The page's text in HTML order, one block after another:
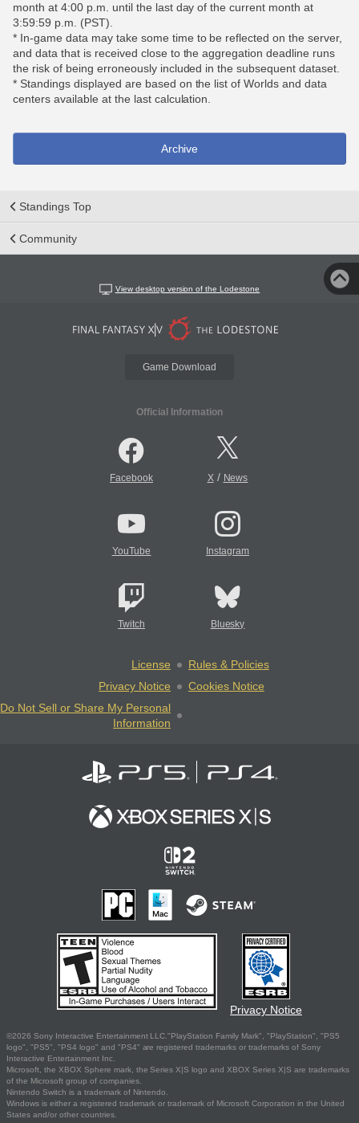
month at 4:00 p.m. until the last day of the current month at
3:59:59 p.m. (PST).
* In-game data may take some time to be reflected on the server,
and data that is received close to the aggregation deadline runs
the risk of being erroneously included in the subsequent dataset.
* Standings displayed are based on the list of Worlds and data
centers available at the last calculation.
Archive
Standings Top
Community
View desktop version of the Lodestone
Game Download
Official Information
Facebook X/ News
YouTube Instagram
Twitch Bluesky
License
Rules & Policies
Privacy Notice
Cookies Notice
Do Not Sell or Share My Personal
Information
Privacy Notice
©2026 Sony Interactive Entertainment LLC."PlayStation Family Mark", "PlayStation", "PS5
logo", "PS5", "PS4 logo" and "PS4" are registered trademarks or trademarks of Sony
Interactive Entertainment Inc.
Microsoft, the XBOX Sphere mark, the Series X|S logo and XBOX Series X|S are trademarks
of the Microsoft group of companies.
Nintendo Switch is a trademark of Nintendo.
Windows is either a registered trademark or trademark of Microsoft Corporation in the United
States and/or other countries.